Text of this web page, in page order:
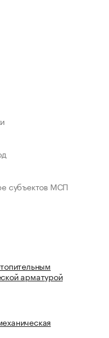
субъектов МСП
арматурой